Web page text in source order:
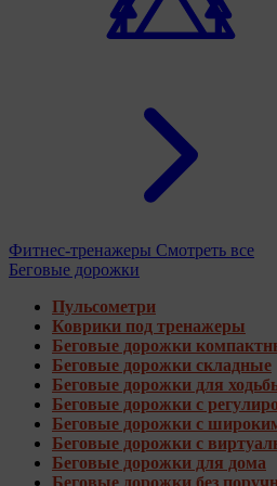
Фитнес-тренажеры Смотреть все
Беговые дорожки
Пульсометри
Коврики под тренажеры
Беговые дорожки
Беговые дорожки складные
Беговые дорожки для
Беговые дорожки с
Беговые дорожки с
Беговые дорожки с
Беговые дорожки для дома
Беговые дорожки без